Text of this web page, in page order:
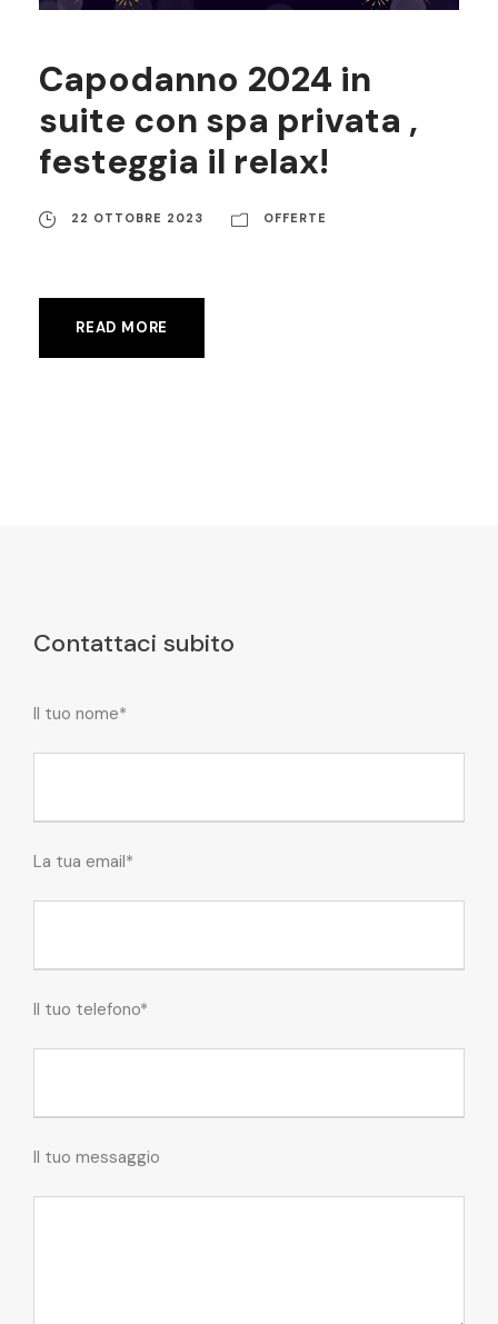
Capodanno 2024 in
suite con spa privata ,
festeggia il relax!
22 OTTOBRE 2023 OFFERTE
READ MORE
Contattaci subito
Il tuo nome*
La tua email*
Il tuo telefono*
Il tuo messaggio